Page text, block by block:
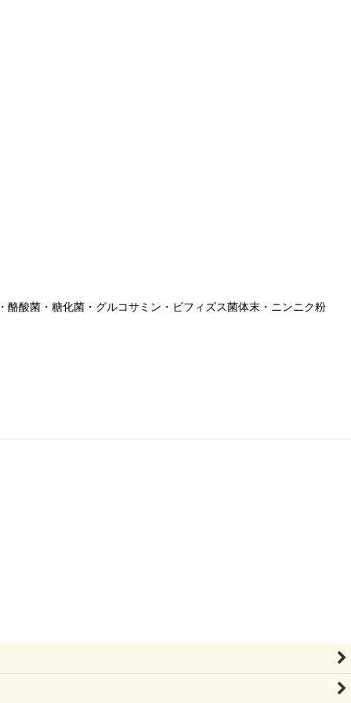
酸菌・糖化菌・グルコサミン・ビフィズス菌体末・ニンニク粉